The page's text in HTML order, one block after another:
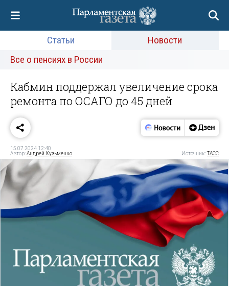
Статьи
Новости
Все о пенсиях в России
Кабмин поддержал увеличение срока
ремонта по ОСАГО до 45 дней
15.07.2024 12:40
Автор:Андрей Кузьменко Источник:ТАСС